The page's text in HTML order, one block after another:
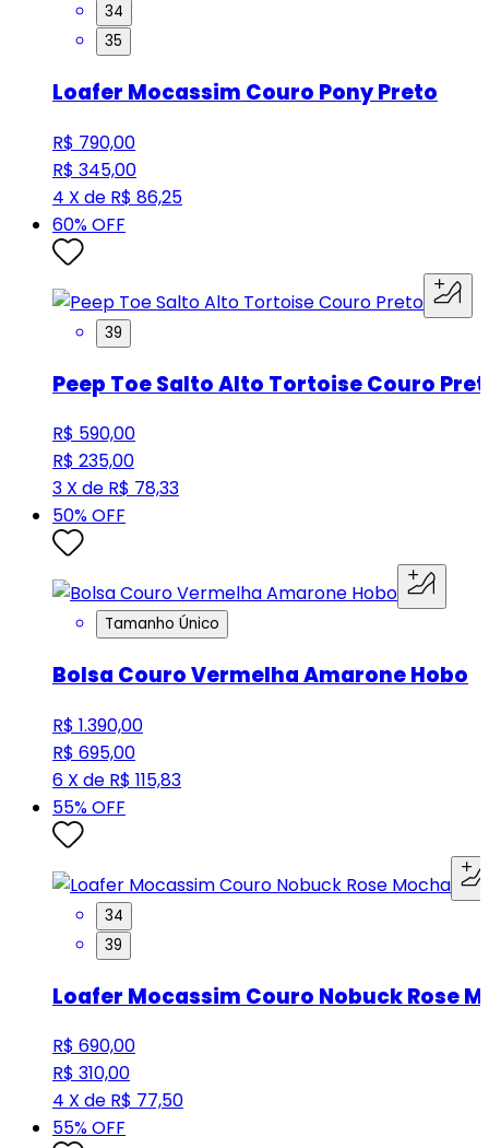
34
35
Loafer Mocassim Couro Pony Preto
R$ 790,00
R$ 345,00
4 X de R$ 86,25
60% OFF
39
Peep Toe Salto Alto Tortoise Couro
R$ 590,00
R$ 235,00
3 X de R$ 78,33
50% OFF
Tamanho Único
Bolsa Couro Vermelha Amarone Hobo
R$ 1.390,00
R$ 695,00
6 X de R$ 115,83
55% OFF
34
39
Loafer Mocassim Couro Nobuck Rose
R$ 690,00
R$ 310,00
4 X de R$ 77,50
55% OFF